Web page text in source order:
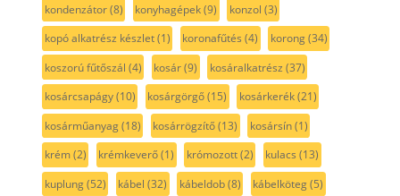
kondenzátor(8) konyhagépek(9) konzol (3)
kopó alkatrész készlet(1) koronafűtés (4) korong(34)
koszorú fűtőszál (4) kosár(9) kosáralkatrész (37)
kosárcsapágy(10) kosárgörgő(15) kosárkerék(21)
kosárműanyag(18) kosárrögzítő(13) kosársín(1)
krém(2) krémkeverő(1) krómozott(2) kulacs (13)
kuplung(52) kábel (32) kábeldob(8) kábelköteg(5)